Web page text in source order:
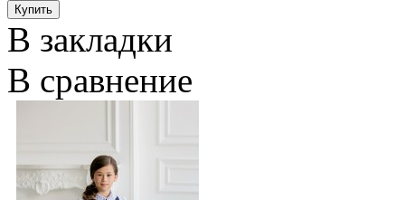
В закладки
В сравнение